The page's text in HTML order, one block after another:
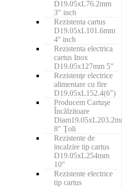
D19.05xL76.2mm
3" inch
Rezistenta cartus
D19.05xL101.6mm
4'' inch
Rezistenta electrica
cartus Inox
D19.05x127mm 5"
Rezistenţe electrice
alimentare cu fire
D19.05xL152.4(6")
Producem Cartuşe
Încălzitoare
8" Ţoli
Rezistente de
incalzire tip cartus
D19.05xL254mm
10"
Rezistente electrice
tip cartus